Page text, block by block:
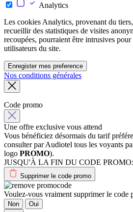
Analytics
Les cookies Analytics, provenant du
recueillir des statistiques de visites
recoupées, pourraient être intrusives
utilisateurs du site.
Enregister mes preference
Nos conditions générales
Code promo
Une offre exclusive vous attend
Vous bénéficiez désormais du tarif
consulter par Audiotel tous les voyants
logo PROMO).
JUSQU'À LA FIN DU CODE PROMO:
Supprimer le code promo
Voulez-vous vraiment supprimer le code
Non Oui